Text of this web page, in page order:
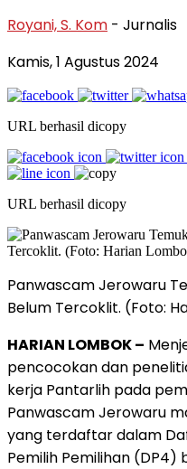
Royani, S. Kom - Jurnalis
Kamis, 1 Agustus 2024
URL berhasil dicopy
URL berhasil dicopy
Panwascam Jerowaru
Belum Tercoklit. (Foto:
HARIAN LOMBOK –
pencocokan dan
kerja Pantarlih pada
Panwascam Jerowaru
yang terdaftar dalam
Pemilih Pemilihan (DP4)